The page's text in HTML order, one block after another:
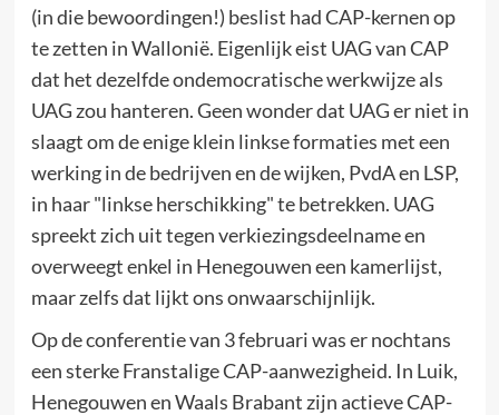
(in die bewoordingen!) beslist had CAP-kernen op
te zetten in Wallonië. Eigenlijk eist UAG van CAP
dat het dezelfde ondemocratische werkwijze als
UAG zou hanteren. Geen wonder dat UAG er niet in
slaagt om de enige klein linkse formaties met een
werking in de bedrijven en de wijken, PvdA en LSP,
in haar "linkse herschikking" te betrekken. UAG
spreekt zich uit tegen verkiezingsdeelname en
overweegt enkel in Henegouwen een kamerlijst,
maar zelfs dat lijkt ons onwaarschijnlijk.
Op de conferentie van 3 februari was er nochtans
een sterke Franstalige CAP-aanwezigheid. In Luik,
Henegouwen en Waals Brabant zijn actieve CAP-